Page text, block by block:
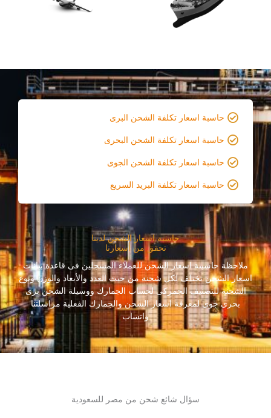
حاسبة اسعار تكلفة الشحن البرى
حاسبة اسعار تكلفة الشحن البحرى
حاسبة اسعار تكلفة الشحن الجوى
حاسبة اسعار تكلفة البريد السريع
حاسبة اسعار الشحن لدينا
تحقق من أسعارنا
ملاحظة حاسبىة اسعار الشحن للعملاء المسجلين فى قاعدة بيانات
اسعار الشحن تختلف لكل شحنة من حيث العدد والأبعاد والوزن ونوع
الشحنة للتصنيف الجمركى لحساب الجمارك ووسيلة الشحن برى
بحرى جوى لمعرفة اسعار الشحن والجمارك الفعلية مراسلتنا
واتساب
سؤال شائع شحن من مصر للسعودية